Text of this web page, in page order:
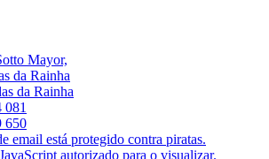
Mayor,
da Rainha
da Rainha
081
650
email está protegido contra piratas.
autorizado para o visualizar.